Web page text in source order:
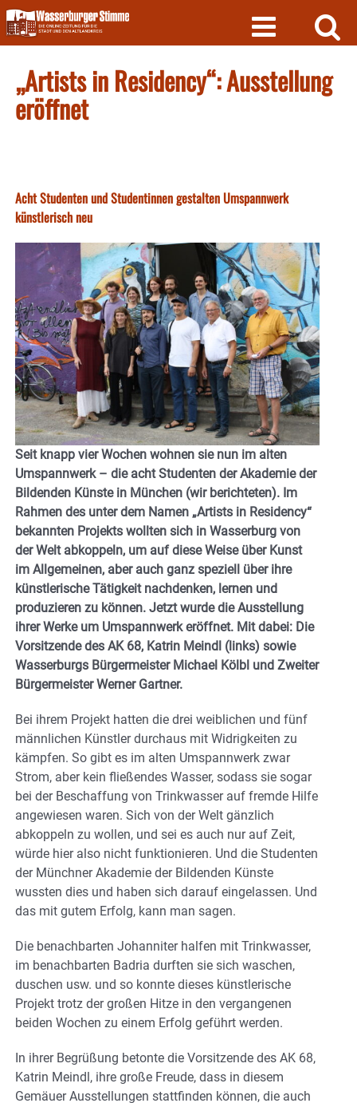
Skip
to
content
„Artists in Residency“: Ausstellung
eröffnet
Acht Studenten und Studentinnen gestalten Umspannwerk
künstlerisch neu
Seit knapp vier Wochen wohnen sie nun im alten
Umspannwerk – die acht Studenten der Akademie der
Bildenden Künste in München (wir berichteten). Im
Rahmen des unter dem Namen „Artists in Residency“
bekannten Projekts wollten sich in Wasserburg von
der Welt abkoppeln, um auf diese Weise über Kunst
im Allgemeinen, aber auch ganz speziell über ihre
künstlerische Tätigkeit nachdenken, lernen und
produzieren zu können. Jetzt wurde die Ausstellung
ihrer Werke um Umspannwerk eröffnet. Mit dabei: Die
Vorsitzende des AK 68, Katrin Meindl (links) sowie
Wasserburgs Bürgermeister Michael Kölbl und Zweiter
Bürgermeister Werner Gartner.
Bei ihrem Projekt hatten die drei weiblichen und fünf
männlichen Künstler durchaus mit Widrigkeiten zu
kämpfen. So gibt es im alten Umspannwerk zwar
Strom, aber kein fließendes Wasser, sodass sie sogar
bei der Beschaffung von Trinkwasser auf fremde Hilfe
angewiesen waren. Sich von der Welt gänzlich
abkoppeln zu wollen, und sei es auch nur auf Zeit,
würde hier also nicht funktionieren. Und die Studenten
der Münchner Akademie der Bildenden Künste
wussten dies und haben sich darauf eingelassen. Und
das mit gutem Erfolg, kann man sagen.
Die benachbarten Johanniter halfen mit Trinkwasser,
im benachbarten Badria durften sie sich waschen,
duschen usw. und so konnte dieses künstlerische
Projekt trotz der großen Hitze in den vergangenen
beiden Wochen zu einem Erfolg geführt werden.
In ihrer Begrüßung betonte die Vorsitzende des AK 68,
Katrin Meindl, ihre große Freude, dass in diesem
Gemäuer Ausstellungen stattfinden können, die auch